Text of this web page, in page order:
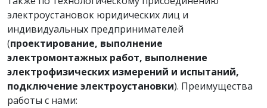
электроустановок юридических лиц и
индивидуальных предпринимателей
(проектирование, выполнение
электромонтажных работ, выполнение
электрофизических измерений и испытаний,
подключение электроустановки). Преимущества
работы с нами: